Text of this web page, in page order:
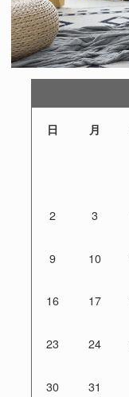
日 月
2 3
9 10
16 17
23 24
30 31